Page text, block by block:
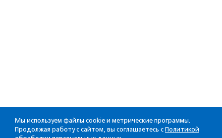
Мы используем файлы cookie и метрические программы.
Продолжая работу с сайтом, вы соглашаетесь с Политикой